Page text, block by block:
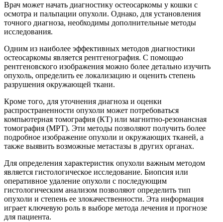
Врач может начать диагностику остеосаркомы у кошки с
осмотра и пальпации опухоли. Однако, для установления
точного диагноза, необходимы дополнительные методы
исследования.
Одним из наиболее эффективных методов диагностики
остеосаркомы является рентгенография. С помощью
рентгеновского изображения можно более детально изучить
опухоль, определить ее локализацию и оценить степень
разрушения окружающей ткани.
Кроме того, для уточнения диагноза и оценки
распространенности опухоли может потребоваться
компьютерная томография (КТ) или магнитно-резонансная
томография (МРТ). Эти методы позволяют получить более
подробное изображение опухоли и окружающих тканей, а
также выявить возможные метастазы в других органах.
Для определения характеристик опухоли важным методом
является гистологическое исследование. Биопсия или
оперативное удаление опухоли с последующим
гистологическим анализом позволяют определить тип
опухоли и степень ее злокачественности. Эта информация
играет ключевую роль в выборе метода лечения и прогнозе
для пациента.